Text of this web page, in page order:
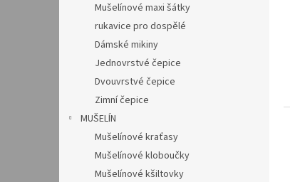
Mušelínové maxi šátky
rukavice pro dospělé
Dámské mikiny
Jednovrstvé čepice
Dvouvrstvé čepice
Zimní čepice
MUŠELÍN
Mušelínové kraťasy
Mušelínové kloboučky
Mušelínové kšiltovky